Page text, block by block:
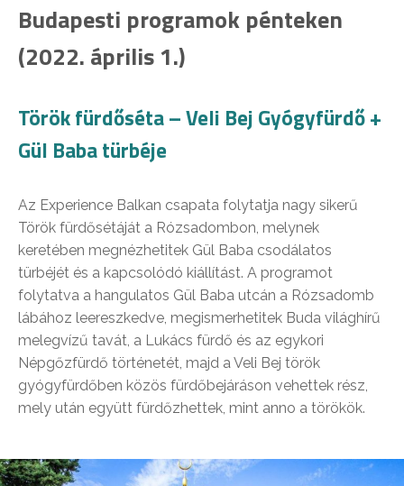
Budapesti programok pénteken
(2022. április 1.)
Török fürdőséta – Veli Bej Gyógyfürdő +
Gül Baba türbéje
Az Experience Balkan csapata folytatja nagy sikerű
Török fürdősétáját a Rózsadombon, melynek
keretében megnézhetitek Gül Baba csodálatos
türbéjét és a kapcsolódó kiállítást. A programot
folytatva a hangulatos Gül Baba utcán a Rózsadomb
lábához leereszkedve, megismerhetitek Buda világhírű
melegvízű tavát, a Lukács fürdő és az egykori
Népgőzfürdő történetét, majd a Veli Bej török
gyógyfürdőben közös fürdőbejáráson vehettek rész,
mely után együtt fürdőzhettek, mint anno a törökök.